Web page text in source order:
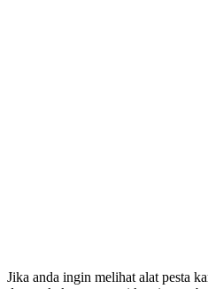
Jika anda ingin melihat alat pesta